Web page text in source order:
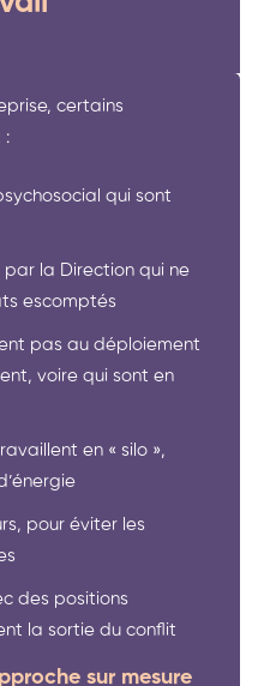
certains
:
qui sont
par la Direction qui ne
escomptés
pas au déploiement
voire qui sont en
en « silo »,
pour éviter les
des positions
la sortie du conflit
sur mesure